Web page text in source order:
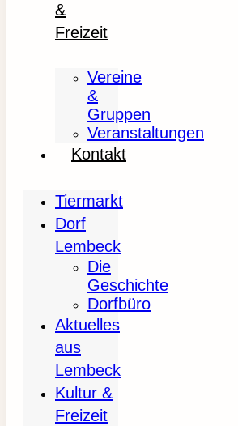
&
Freizeit
Vereine
&
Gruppen
Veranstaltungen
Kontakt
Tiermarkt
Dorf
Lembeck
Die
Geschichte
Dorfbüro
Aktuelles
aus
Lembeck
Kultur &
Freizeit